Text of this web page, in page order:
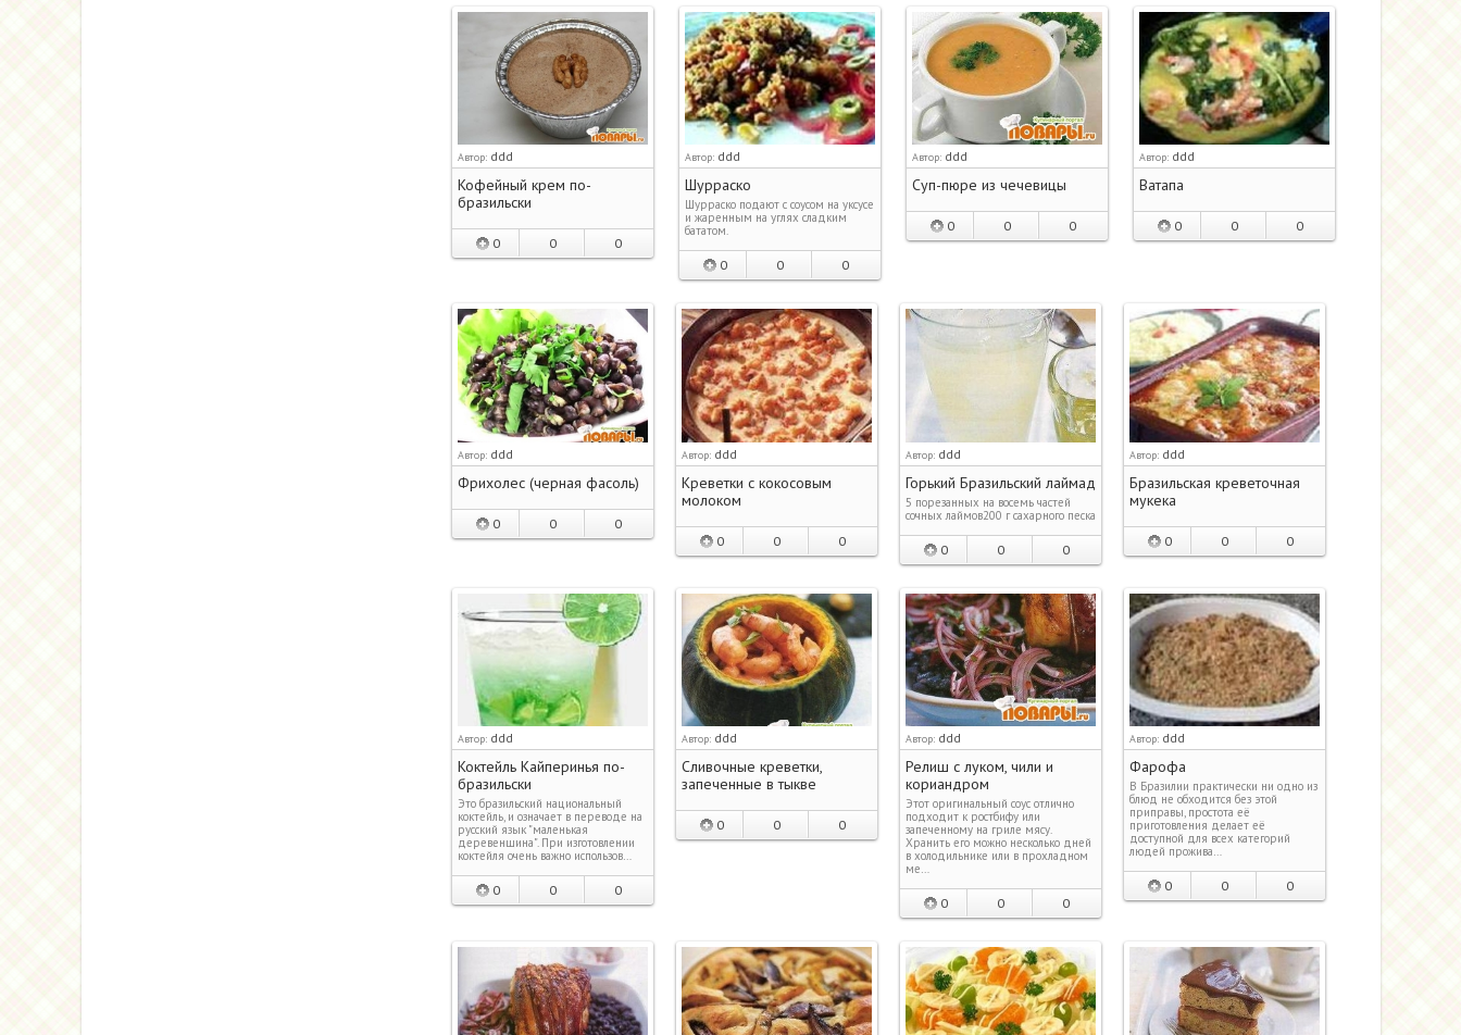
Автор: ddd
Кофейный крем по-
бразильски
0 0 0
Автор: ddd
Шурраско
Шурраско подают с соусом на уксусе
и жаренным на углях сладким
бататом.
0 0 0
Автор: ddd
Суп-пюре из чечевицы
0 0 0
Автор: ddd
Ватапа
0 0 0
Автор: ddd
Фрихолес (черная фасоль)
0 0 0
Автор: ddd
Креветки с кокосовым
молоком
0 0 0
Автор: ddd
Горький Бразильский лаймад
5 порезанных на восемь частей
сочных лаймов200 г сахарного песка
0 0 0
Автор: ddd
Бразильская креветочная
мукека
0 0 0
Автор: ddd
Коктейль Кайперинья по-
бразильски
Это бразильский национальный
коктейль, и означает в переводе на
русский язык "маленькая
деревенщина". При изготовлении
коктейля очень важно использов…
0 0 0
Автор: ddd
Сливочные креветки,
запеченные в тыкве
0 0 0
Автор: ddd
Релиш с луком, чили и
кориандром
Этот оригинальный соус отлично
подходит к ростбифу или
запеченному на гриле мясу.
Хранить его можно несколько дней
в холодильнике или в прохладном
ме…
0 0 0
Автор: ddd
Фарофа
В Бразилии практически ни одно из
блюд не обходится без этой
приправы, простота её
приготовления делает её
доступной для всех категорий
людей прожива…
0 0 0